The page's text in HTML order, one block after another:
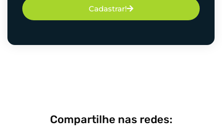
Cadastrar!
Compartilhe nas redes: